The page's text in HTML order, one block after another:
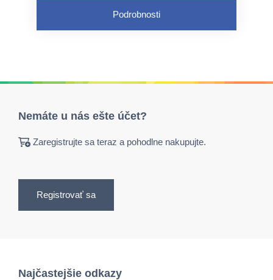
Podrobnosti
Nemáte u nás ešte účet?
Zaregistrujte sa teraz a pohodlne nakupujte.
Registrovať sa
Najčastejšie odkazy